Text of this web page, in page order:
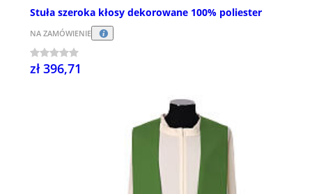
Stuła szeroka kłosy dekorowane 100% poliester
NA ZAMÓWIENIE
zł 396,71